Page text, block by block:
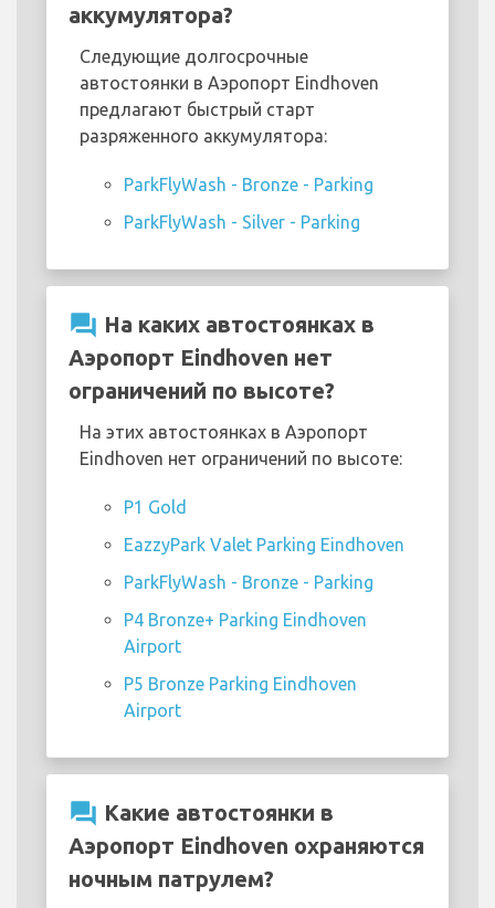
аккумулятора?
Следующие долгосрочные
автостоянки в Аэропорт Eindhoven
предлагают быстрый старт
разряженного аккумулятора:
ParkFlyWash - Bronze - Parking
ParkFlyWash - Silver - Parking
question_answer На каких автостоянках в
Аэропорт Eindhoven нет
ограничений по высоте?
На этих автостоянках в Аэропорт
Eindhoven нет ограничений по высоте:
P1 Gold
EazzyPark Valet Parking Eindhoven
ParkFlyWash - Bronze - Parking
P4 Bronze+ Parking Eindhoven
Airport
P5 Bronze Parking Eindhoven
Airport
question_answer Какие автостоянки в
Аэропорт Eindhoven охраняются
ночным патрулем?